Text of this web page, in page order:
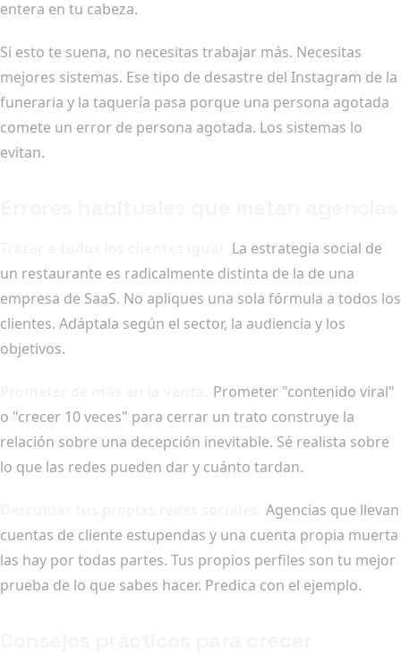
entera en tu cabeza.
Si esto te suena, no necesitas trabajar más. Necesitas
mejores sistemas. Ese tipo de desastre del Instagram de la
funeraria y la taquería pasa porque una persona agotada
comete un error de persona agotada. Los sistemas lo
evitan.
La estrategia social de
un restaurante es radicalmente distinta de la de una
empresa de SaaS. No apliques una sola fórmula a todos los
clientes. Adáptala según el sector, la audiencia y los
objetivos.
Prometer "contenido viral"
o "crecer 10 veces" para cerrar un trato construye la
relación sobre una decepción inevitable. Sé realista sobre
lo que las redes pueden dar y cuánto tardan.
Agencias que llevan
cuentas de cliente estupendas y una cuenta propia muerta
las hay por todas partes. Tus propios perfiles son tu mejor
prueba de lo que sabes hacer. Predica con el ejemplo.